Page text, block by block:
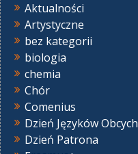
Aktualności
Artystyczne
bez kategorii
biologia
chemia
Chór
Comenius
Dzień Języków Obcych
Dzień Patrona